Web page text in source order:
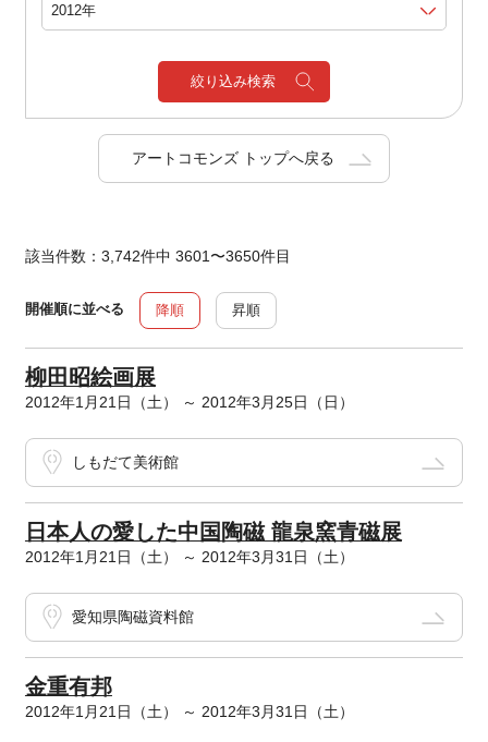
絞り込み検索
アートコモンズ トップへ戻る
該当件数：3,742件中 3601〜3650件目
開催順に並べる 降順 昇順
柳田昭絵画展
2012年1月21日（土） ～ 2012年3月25日（日）
しもだて美術館
日本人の愛した中国陶磁 龍泉窯青磁展
2012年1月21日（土） ～ 2012年3月31日（土）
愛知県陶磁資料館
金重有邦
2012年1月21日（土） ～ 2012年3月31日（土）